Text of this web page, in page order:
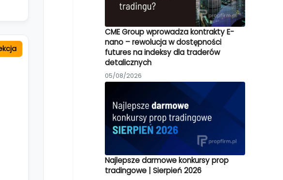
CME Group wprowadza kontrakty E-
nano – rewolucja w dostępności
futures na indeksy dla traderów
detalicznych
05/08/2026
Najlepsze darmowe konkursy prop
tradingowe | Sierpień 2026